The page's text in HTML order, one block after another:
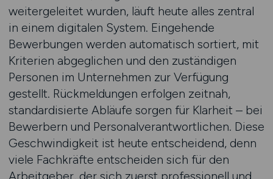
weitergeleitet wurden, läuft heute alles zentral
in einem digitalen System. Eingehende
Bewerbungen werden automatisch sortiert, mit
Kriterien abgeglichen und den zuständigen
Personen im Unternehmen zur Verfügung
gestellt. Rückmeldungen erfolgen zeitnah,
standardisierte Abläufe sorgen für Klarheit – bei
Bewerbern und Personalverantwortlichen. Diese
Geschwindigkeit ist heute entscheidend, denn
viele Fachkräfte entscheiden sich für den
Arbeitgeber, der sich zuerst professionell und